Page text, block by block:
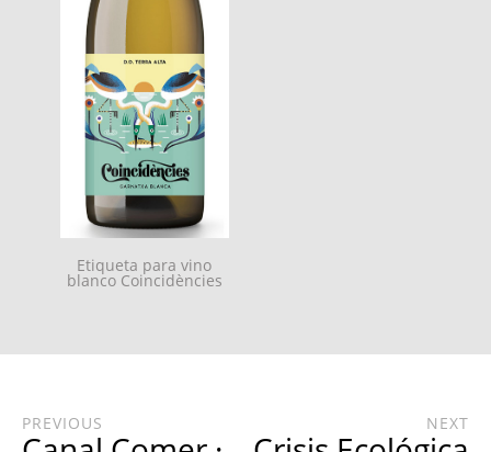
Etiqueta para vino
blanco Coincidències
PREVIOUS NEXT